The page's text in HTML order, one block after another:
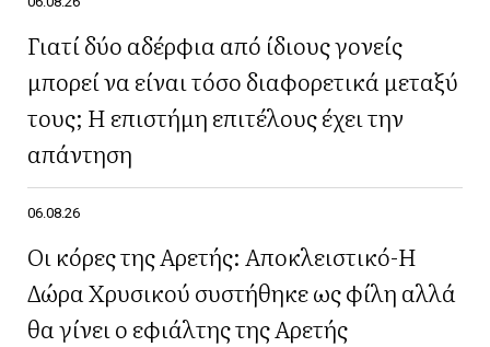
Γιατί δύο αδέρφια από ίδιους γονείς
μπορεί να είναι τόσο διαφορετικά μεταξύ
τους; Η επιστήμη επιτέλους έχει την
απάντηση
06.08.26
Οι κόρες της Αρετής: Αποκλειστικό-Η
Δώρα Χρυσικού συστήθηκε ως φίλη αλλά
θα γίνει ο εφιάλτης της Αρετής